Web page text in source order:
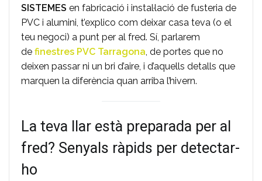
SISTEMES en fabricació i instal·lació de fusteria de
PVC i alumini, t’explico com deixar casa teva (o el
teu negoci) a punt per al fred. Sí, parlarem
de finestres PVC Tarragona, de portes que no
deixen passar ni un bri d’aire, i d’aquells detalls que
marquen la diferència quan arriba l’hivern.
La teva llar està preparada per al
fred? Senyals ràpids per detectar-
ho